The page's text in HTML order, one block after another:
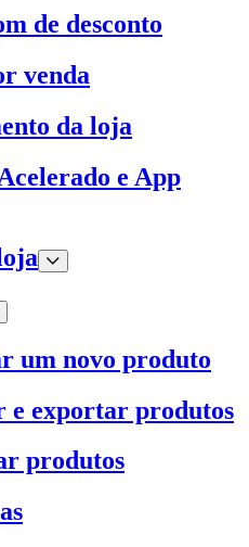
de desconto
venda
da loja
e App
um novo produto
exportar produtos
produtos